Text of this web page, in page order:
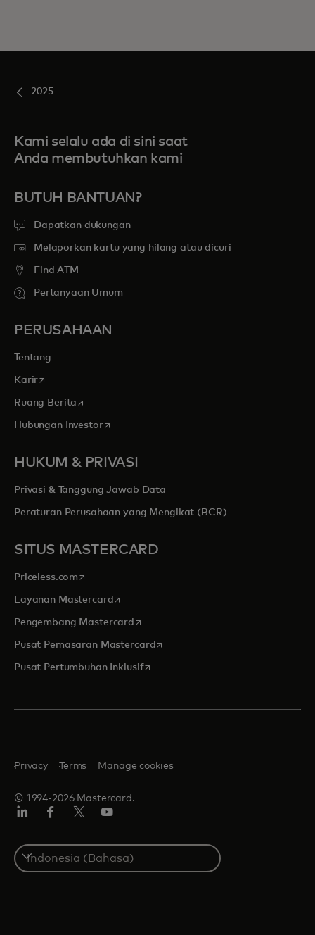
2025
Kami selalu ada di sini saat
Anda membutuhkan kami
BUTUH BANTUAN?
Dapatkan dukungan
Melaporkan kartu yang hilang atau dicuri
Find ATM
Pertanyaan Umum
PERUSAHAAN
Tentang
Kariropens in a new tab
Ruang Berita opens in a new tab
Hubungan Investoropens in a new tab
HUKUM & PRIVASI
Privasi & Tanggung Jawab Data
Peraturan Perusahaan yang Mengikat (BCR)
SITUS MASTERCARD
Priceless.com opens in a new tab
Layanan Mastercardopens in a new tab
Pengembang Mastercard opens in a new tab
Pusat Pemasaran Mastercardopens in a new tab
Pusat Pertumbuhan Inklusifopens in a new tab
© 1994-2026 Mastercard.
Privacy Terms Manage cookies
Select
a
country